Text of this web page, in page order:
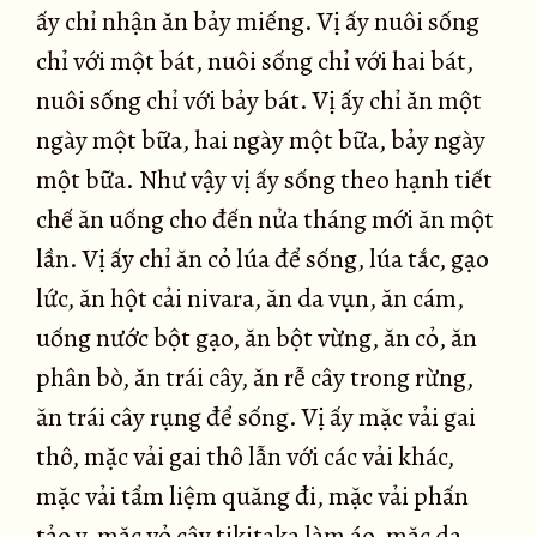
ấy chỉ nhận ăn bảy miếng. Vị ấy nuôi sống
chỉ với một bát, nuôi sống chỉ với hai bát,
nuôi sống chỉ với bảy bát. Vị ấy chỉ ăn một
ngày một bữa, hai ngày một bữa, bảy ngày
một bữa. Như vậy vị ấy sống theo hạnh tiết
chế ăn uống cho đến nửa tháng mới ăn một
lần. Vị ấy chỉ ăn cỏ lúa để sống, lúa tắc, gạo
lức, ăn hột cải nivara, ăn da vụn, ăn cám,
uống nước bột gạo, ăn bột vừng, ăn cỏ, ăn
phân bò, ăn trái cây, ăn rễ cây trong rừng,
ăn trái cây rụng để sống. Vị ấy mặc vải gai
thô, mặc vải gai thô lẫn với các vải khác,
mặc vải tẩm liệm quăng đi, mặc vải phấn